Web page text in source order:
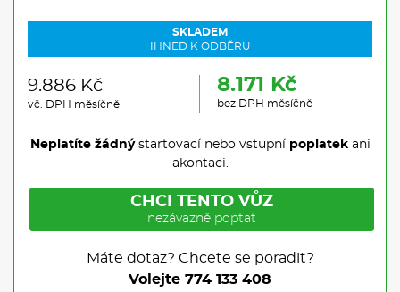
SKLADEM
IHNED K ODBĚRU
9.886 Kč
vč. DPH měsíčně
8.171 Kč
bez DPH měsíčně
Neplatíte žádnýstartovací nebo vstupní poplatekani
akontaci.
CHCI TENTO VŮZ
nezávazně poptat
Máte dotaz? Chcete se poradit?
Volejte 774 133 408